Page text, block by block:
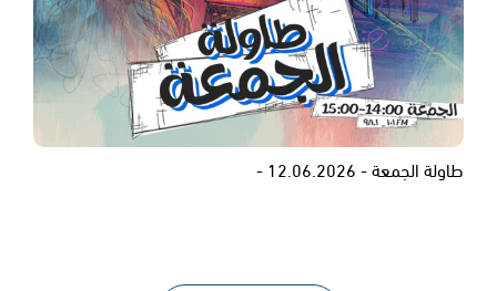
طاولة الجمعة - 12.06.2026 -